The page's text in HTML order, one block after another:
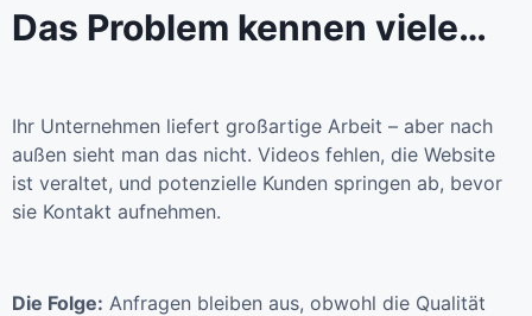
und Inhalte entsperren
Das Problem kennen viele…
Ihr Unternehmen liefert großartige Arbeit – aber nach
außen sieht man das nicht. Videos fehlen, die Website
ist veraltet, und potenzielle Kunden springen ab, bevor
sie Kontakt aufnehmen.
Die Folge: Anfragen bleiben aus, obwohl die Qualität